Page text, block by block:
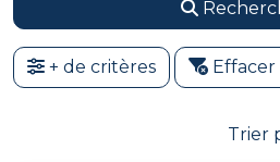
+ de critères
Trier